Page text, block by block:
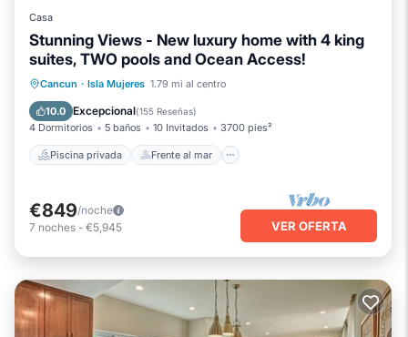
Casa
Stunning Views - New luxury home with 4 king
suites, TWO pools and Ocean Access!
Cancun · Isla Mujeres 1.79 mi al centro
10.0 Excepcional(155 Reseñas)
4 Dormitorios 5 baños 10 Invitados 3700 pies²
Piscina privada Frente al mar
Piscina privada
Frente al mar
Piscina
Vista al mar
€849/noche
7 noches - €5,945 VER OFERTA